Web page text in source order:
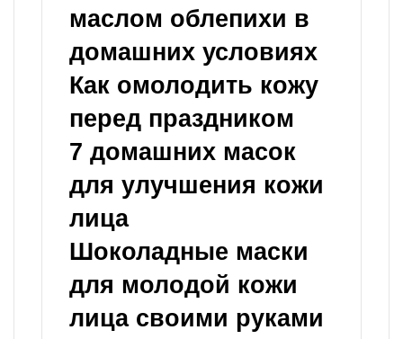
маслом облепихи в
домашних условиях
Как омолодить кожу
перед праздником
7 домашних масок
для улучшения кожи
лица
Шоколадные маски
для молодой кожи
лица своими руками